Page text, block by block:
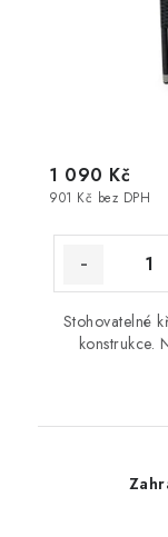
901 Kč bez DPH
1 090 Kč
Stohovatelné
konstrukce.